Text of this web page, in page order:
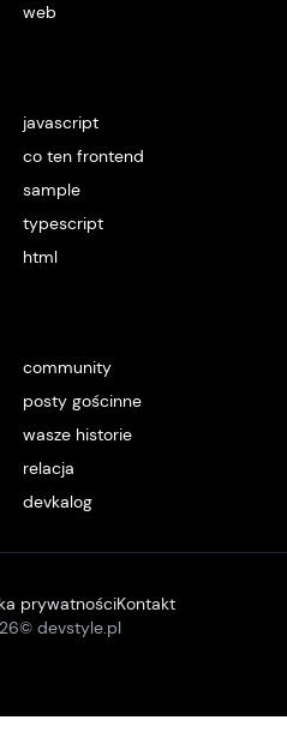
web
javascript
co ten frontend
sample
typescript
html
community
posty gościnne
wasze historie
relacja
devkalog
© devstyle.pl
prywatnościKontakt